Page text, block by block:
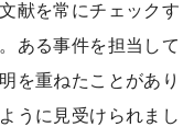
献を常にチェックす
ある事件を担当して
を重ねたことがあり
うに見受けられまし